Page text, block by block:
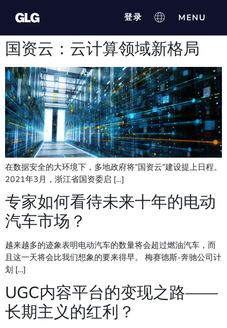
登录
国资云：云计算领域新格局
在数据安全的大环境下，多地政府将”国资云”建设提上日程。
2021年3月，浙江省国资委启 […]
专家如何看待未来十年的电动
汽车市场？
越来越多的迹象表明电动汽车的数量将会超过燃油汽车，而
且这一天将会比我们想象的要来得早。 梅赛德斯-奔驰公司计
划 […]
UGC内容平台的变现之路——
长期主义的红利？